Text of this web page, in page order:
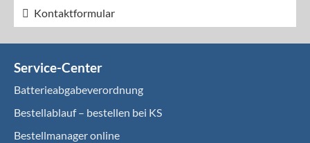
Kontaktformular
Service-Center
Batterieabgabeverordnung
Bestellablauf – bestellen bei KS
Bestellmanager online